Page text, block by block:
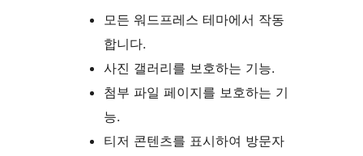
모든 워드프레스 테마에서 작동
합니다.
사진 갤러리를 보호하는 기능.
첨부 파일 페이지를 보호하는 기
능.
티저 콘텐츠를 표시하여 방문자